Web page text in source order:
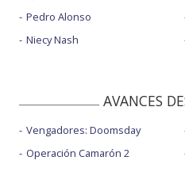
Pedro Alonso
Niecy Nash
AVANCES
Vengadores: Doomsday
Operación Camarón 2